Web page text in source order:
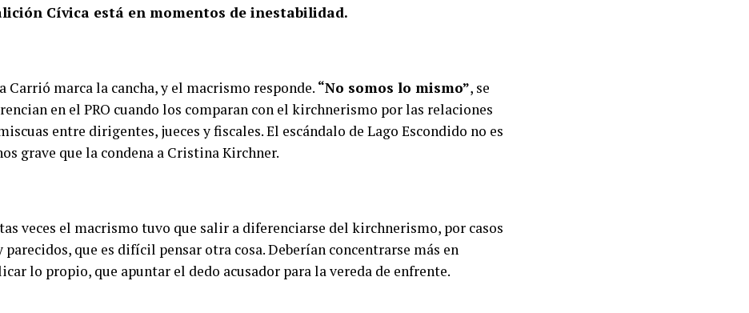
Cívica está en momentos de inestabilidad.
Carrió marca la cancha, y el macrismo responde. “No somos lo mismo”, se
en el PRO cuando los comparan con el kirchnerismo por las relaciones
entre dirigentes, jueces y fiscales. El escándalo de Lago Escondido no es
grave que la condena a Cristina Kirchner.
veces el macrismo tuvo que salir a diferenciarse del kirchnerismo, por casos
parecidos, que es difícil pensar otra cosa. Deberían concentrarse más en
lo propio, que apuntar el dedo acusador para la vereda de enfrente.